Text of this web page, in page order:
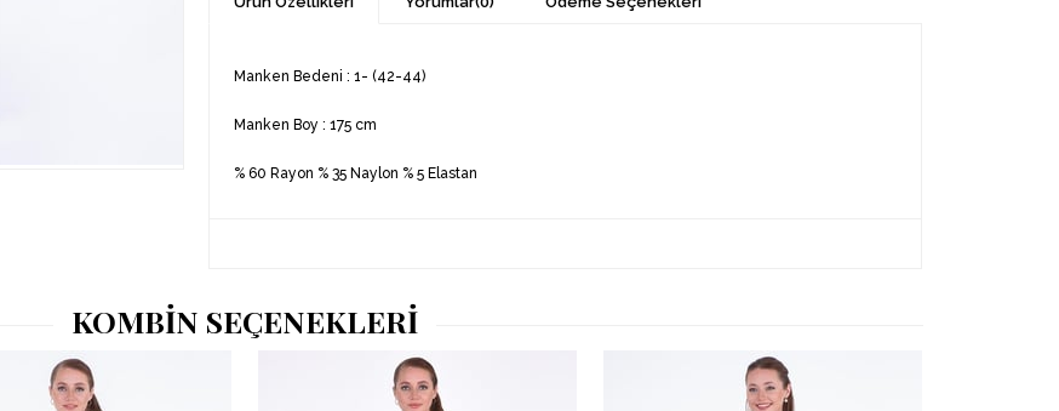
Manken Bedeni : 1- (42-44)
Manken Boy : 175 cm
% 60 Rayon % 35 Naylon % 5 Elastan
KOMBİN SEÇENEKLERİ